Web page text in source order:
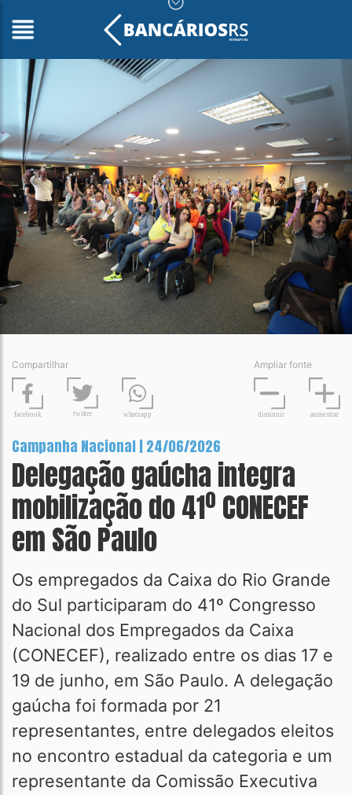
Compartilhar
facebook twitter whatsapp
Ampliar fonte
diminuir aumentar
Campanha Nacional | 24/06/2026
Delegação gaúcha integra
mobilização do 41º CONECEF
em São Paulo
Os empregados da Caixa do Rio Grande
do Sul participaram do 41º Congresso
Nacional dos Empregados da Caixa
(CONECEF), realizado entre os dias 17 e
19 de junho, em São Paulo. A delegação
gaúcha foi formada por 21
representantes, entre delegados eleitos
no encontro estadual da categoria e um
representante da Comissão Executiva